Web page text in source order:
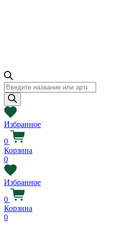
Поиск
товаров
Избранное
0
Корзина
0
Избранное
0
Корзина
0